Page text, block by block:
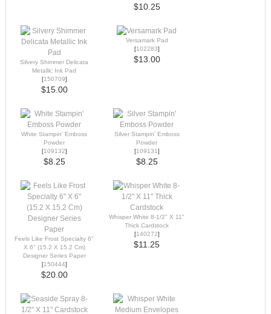
$10.25
Silvery Shimmer Delicata
Metallic Ink Pad
[150709]
$15.00
Versamark Pad
[102283]
$13.00
White Stampin' Emboss
Powder
[109132]
$8.25
Silver Stampin' Emboss
Powder
[109131]
$8.25
Feels Like Frost Specialty 6"
X 6" (15.2 X 15.2 Cm)
Designer Series Paper
[150444]
$20.00
Whisper White 8-1/2" X 11"
Thick Cardstock
[140272]
$11.25